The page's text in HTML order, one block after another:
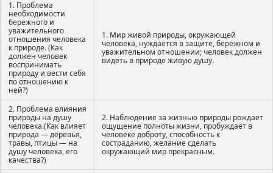
1. Проблема
необходимости
бережного и
уважительного
отношения человека
к природе. (Как
должен человек
воспринимать
природу и вести себя
по отношению к
ней?)
1. Мир живой природы, окружающей
человека, нуждается в защите, бережном и
уважительном отношении; человек должен
видеть в природе живую душу.
2. Проблема влияния
природы на душу
человека.(Как влияет
природа — деревья,
травы, птицы — на
душу человека, его
качества?)
2. Наблюдение за жизнью природы рождает
ощущение полноты жизни, пробуждает в
человеке доброту, способность к
состраданию, желание сделать
окружающий мир прекрасным.